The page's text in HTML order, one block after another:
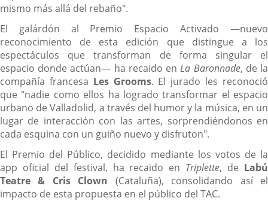
mismo más allá del rebaño".
El galárdón al Premio Espacio Activado —nuevo
reconocimiento de esta edición que distingue a los
espectáculos que transforman de forma singular el
espacio donde actúan— ha recaido enLa Baronnade, de la
compañía francesa Les Grooms. El jurado les reconoció
que "nadie como ellos ha logrado transformar el espacio
urbano de Valladolid, a través del humor y la música, en un
lugar de interacción con las artes, sorprendiéndonos en
cada esquina con un guiño nuevo y disfruton".
El Premio del Público, decidido mediante los votos de la
app oficial del festival, ha recaido en Triplette, de Labú
Teatre & Cris Clown (Cataluña), consolidando así el
impacto de esta propuesta en el público del TAC.